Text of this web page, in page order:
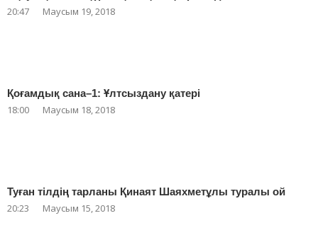
20:47 Маусым 19, 2018
Қоғамдық сана–1: Ұлтсыздану қатері
18:00 Маусым 18, 2018
Туған тілдің тарланы Қинаят Шаяхметұлы туралы ой
20:23 Маусым 15, 2018